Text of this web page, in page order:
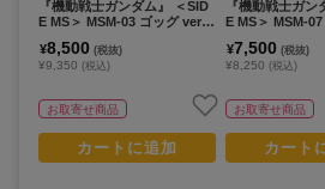
『機動戦士ガンダム』 ＜SID
E MS＞ MSM-03 ゴッグ ver.
¥8,500 (税抜)
¥9,350 (税込)
お取寄せ商品
カートに追加
『機動戦士ガン
E MS＞ MSM-
版）
¥7,500 (税抜)
¥8,250 (税込)
お取寄せ商品
カート